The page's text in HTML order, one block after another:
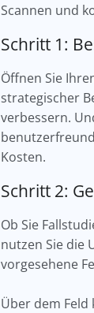
Scannen und
Schritt 1:
Öffnen Sie
strategischer
verbessern.
Kosten.
Schritt 2:
Ob Sie
nutzen Sie die
vorgesehene
Über dem